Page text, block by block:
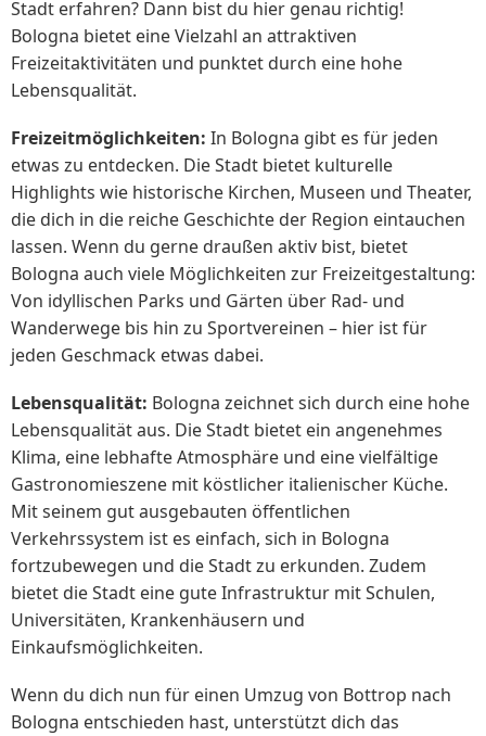
Stadt erfahren? Dann bist du hier genau richtig!
Bologna bietet eine Vielzahl an attraktiven
Freizeitaktivitäten und punktet durch eine hohe
Lebensqualität.
Freizeitmöglichkeiten: In Bologna gibt es für jeden
etwas zu entdecken. Die Stadt bietet kulturelle
Highlights wie historische Kirchen, Museen und Theater,
die dich in die reiche Geschichte der Region eintauchen
lassen. Wenn du gerne draußen aktiv bist, bietet
Bologna auch viele Möglichkeiten zur Freizeitgestaltung:
Von idyllischen Parks und Gärten über Rad- und
Wanderwege bis hin zu Sportvereinen – hier ist für
jeden Geschmack etwas dabei.
Lebensqualität: Bologna zeichnet sich durch eine hohe
Lebensqualität aus. Die Stadt bietet ein angenehmes
Klima, eine lebhafte Atmosphäre und eine vielfältige
Gastronomieszene mit köstlicher italienischer Küche.
Mit seinem gut ausgebauten öffentlichen
Verkehrssystem ist es einfach, sich in Bologna
fortzubewegen und die Stadt zu erkunden. Zudem
bietet die Stadt eine gute Infrastruktur mit Schulen,
Universitäten, Krankenhäusern und
Einkaufsmöglichkeiten.
Wenn du dich nun für einen Umzug von Bottrop nach
Bologna entschieden hast, unterstützt dich das